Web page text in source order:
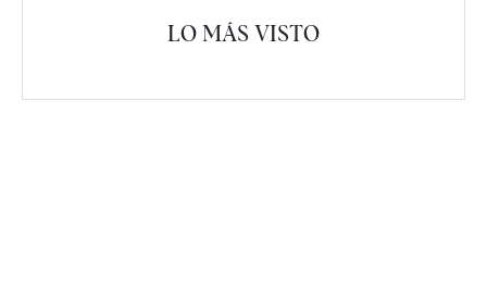
LO MÁS VISTO